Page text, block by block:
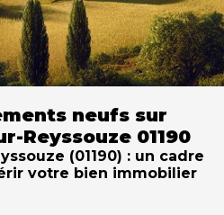
neufs sur
Reyssouze 01190
(01190) : un cadre
votre bien immobilier